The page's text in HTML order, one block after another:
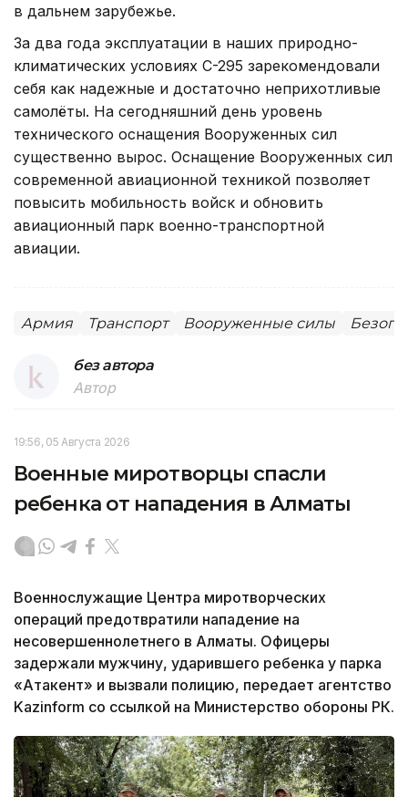
в дальнем зарубежье.
За два года эксплуатации в наших природно-
климатических условиях С-295 зарекомендовали
себя как надежные и достаточно неприхотливые
самолёты. На сегодняшний день уровень
технического оснащения Вооруженных сил
существенно вырос. Оснащение Вооруженных сил
современной авиационной техникой позволяет
повысить мобильность войск и обновить
авиационный парк военно-транспортной
авиации.
Армия Транспорт Вооруженные силы
без автора
Автор
19:56, 05 Августа 2026
Военные миротворцы спасли
ребенка от нападения в Алматы
Военнослужащие Центра миротворческих
операций предотвратили нападение на
несовершеннолетнего в Алматы. Офицеры
задержали мужчину, ударившего ребенка у парка
«Атакент» и вызвали полицию, передает агентство
Kazinform со ссылкой на Министерство обороны РК.